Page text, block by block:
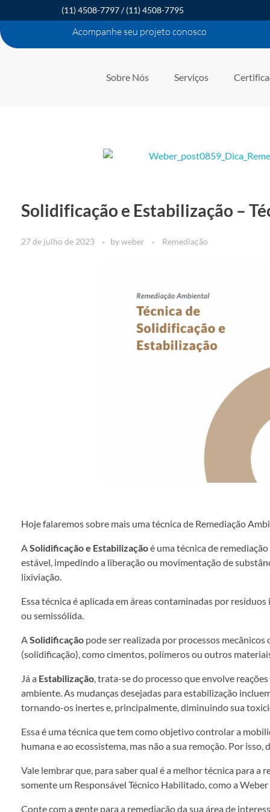
(11) 4508-7797/(11) 4508-7795
Acompanhe seu projeto conosco
Sobre Nós Serviços
Solidificação e Estabilização –
27 de julho de 2023 byweber Remediação
Hoje falaremos sobre mais uma técnica de Remediação
ASolidificação e Estabilizaçãoé uma técnica de
estável, impedindo a liberação ou movimentação de
lixiviação.
Essa técnica é aplicada em áreas contaminadas por
ou semissólida.
ASolidificação pode ser realizada por processos
(solidificação), como cimentos, polímeros ou outros
Já a Estabilização, trata-se do processo que envolve
ambiente. As mudanças desejadas para estabilização
tornando-os inertes e, principalmente, diminuindo sua
Essa é uma técnica que tem como objetivo controlar a
humana e ao ecossistema, mas não a sua remoção. Por
Vale lembrar que, para saber qual é a melhor técnica para a
somente um Responsável Técnico Habilitado, como a
Conte com a gente para a remediação da sua área de